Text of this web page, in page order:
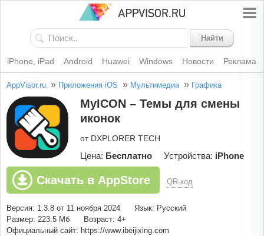
Найти
iPhone, iPad Android Huawei Windows Новости Реклама
AppVisor.ru » Приложения iOS » Мультимедиа » Графика
MyICON – Темы для смены
иконок
от DXPLORER TECH
Цена: Бесплатно Устройства: iPhone
Скачать в AppStore QR-код
Версия: 1.3.8 от 11 ноября 2024
Язык: Русский
Размер: 223.5 Мб
Возраст: 4+
Официальный сайт: https://www.ibeijixing.com